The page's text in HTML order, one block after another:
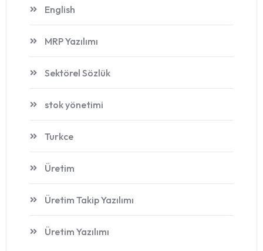
English
MRP Yazılımı
Sektörel Sözlük
stok yönetimi
Turkce
Üretim
Üretim Takip Yazılımı
Üretim Yazılımı